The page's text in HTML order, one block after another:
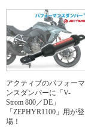
アクティブのパフォーマ
ンスダンパーに「V-
Strom 800／DE」
「ZEPHYR1100」用が登
場！